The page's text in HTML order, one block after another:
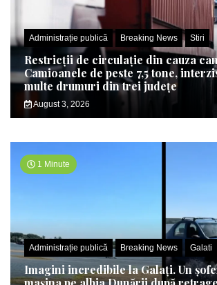
Administrație publică Breaking News Stiri
Restricții de circulație din cauza
Camioanele de peste 7,5 tone,
multe drumuri din trei județe
August 3, 2026
1 Minute
Administrație publică Breaking News Galati
Imagini incredibile la Galați. Un